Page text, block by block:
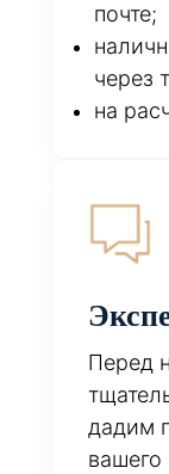
почте;
через
на
Перед
дадим